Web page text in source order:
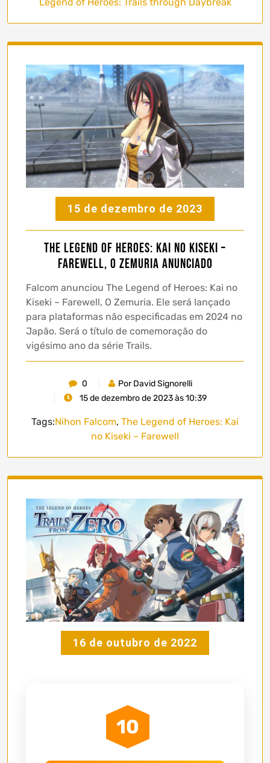
Legend of Heroes: Trails through Daybreak
15 de dezembro de 2023
The Legend of Heroes: Kai no Kiseki –
Farewell, O Zemuria anunciado
Falcom anunciou The Legend of Heroes: Kai no
Kiseki – Farewell, O Zemuria. Ele será lançado
para plataformas não especificadas em 2024 no
Japão. Será o título de comemoração do
vigésimo ano da série Trails.
0
Por David Signorelli
15 de dezembro de 2023 às 10:39
Tags:Nihon Falcom, The Legend of Heroes: Kai
no Kiseki – Farewell
16 de outubro de 2022
10